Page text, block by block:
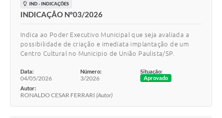
IND - INDICAÇÕES
INDICAÇÃO Nº03/2026
Indica ao Poder Executivo Municipal que seja avaliada a
possibilidade de criação e imediata implantação de um
Centro Cultural no Municipio de União Paulista/SP.
Data:
04/05/2026
Número:
3/2026
Situação:
Aprovado
Autor:
RONALDO CESAR FERRARI (Autor)